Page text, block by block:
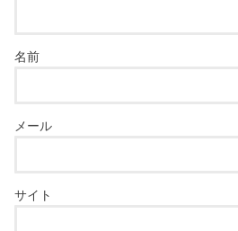
名前
メール
サイト